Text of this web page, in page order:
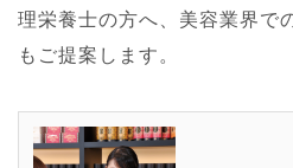
理栄養士の方へ、美容業界で
もご提案します。